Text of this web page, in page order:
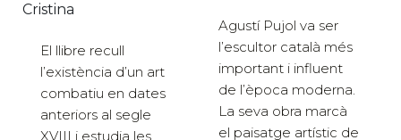
Cristina
El llibre recull
l’existència d’un art
combatiu en dates
anteriors al segle
XVIII i estudia les
Agustí Pujol va ser
l’escultor català més
important i influent
de l’època moderna.
La seva obra marcà
el paisatge artístic de